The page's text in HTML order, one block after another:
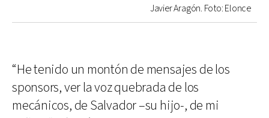
Javier Aragón. Foto: Elonce
“He tenido un montón de mensajes de los
sponsors, ver la voz quebrada de los
mecánicos, de Salvador –su hijo-, de mi